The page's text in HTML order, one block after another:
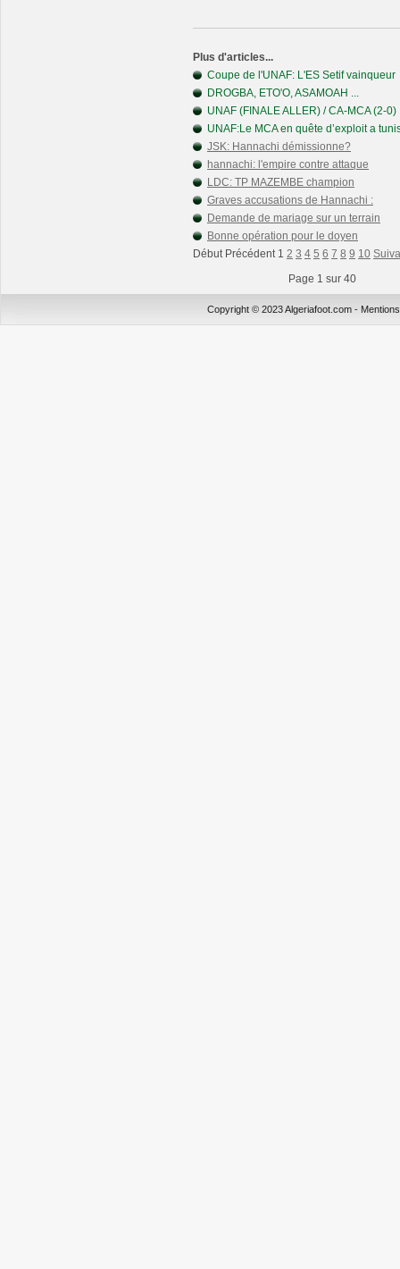
Plus d'articles...
Coupe de l'UNAF: L'ES Setif vainqueur
DROGBA, ETO'O, ASAMOAH ...
UNAF (FINALE ALLER) / CA-MCA (2-0)
UNAF:Le MCA en quête d’exploit a
JSK: Hannachi démissionne?
hannachi: l'empire contre attaque
LDC: TP MAZEMBE champion
Graves accusations de Hannachi :
Demande de mariage sur un terrain
Bonne opération pour le doyen
Début Précédent 1 2 3 4 5 6 7 8 9 10
Page 1 sur 40
Copyright © 2023 Algeriafoot.com -